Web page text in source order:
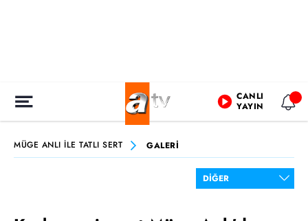
CANLI
YAYIN
MÜGE ANLI İLE TATLI SERT GALERİ